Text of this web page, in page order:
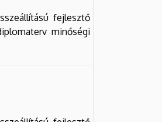
fejlesztő
minőségi